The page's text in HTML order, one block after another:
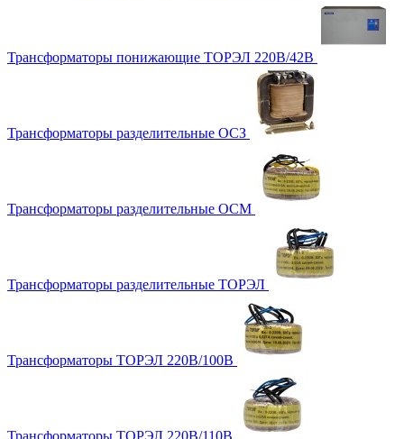
Трансформаторы понижающие ТОРЭЛ 220В/42В
Трансформаторы разделительные ОСЗ
Трансформаторы разделительные ОСМ
Трансформаторы разделительные ТОРЭЛ
Трансформаторы ТОРЭЛ 220В/100В
Трансформаторы ТОРЭЛ 220В/110В